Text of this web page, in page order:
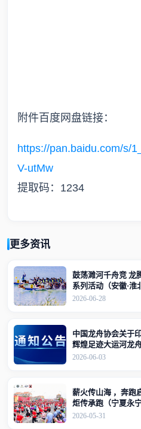
附件百度网盘链接：
https://pan.baidu.com/s/
V-utMw
提取码：1234
更多资讯
鼓荡濉河千舟竞
系列活动（安徽·淮
2026-06-28
中国龙舟协会关于
辉煌足迹大运河龙
（江苏·宜兴站）竞
2026-06-03
薪火传山海 ，奔
炬传承跑（宁夏永
2026-05-31